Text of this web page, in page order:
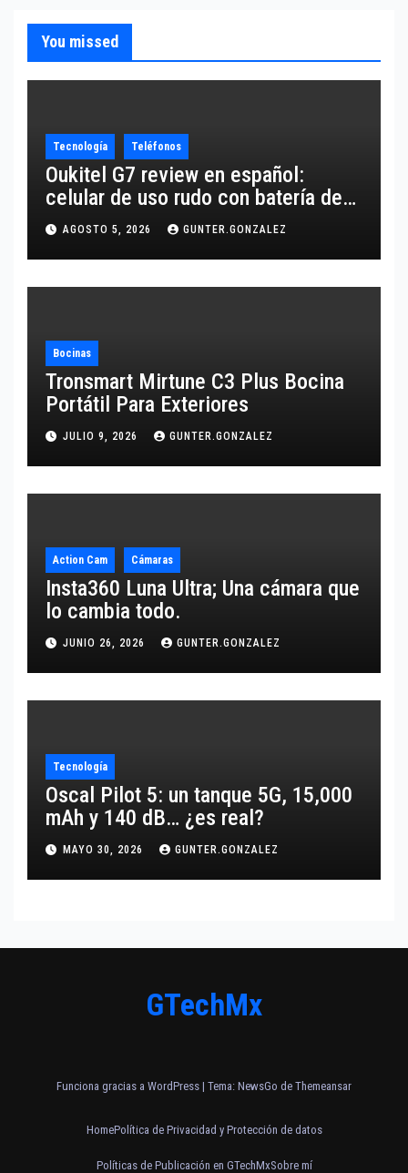
You missed
Tecnología Teléfonos
Oukitel G7 review en español:
celular de uso rudo con batería de
10,600 mAh
AGOSTO 5, 2026 GUNTER.GONZALEZ
Bocinas
Tronsmart Mirtune C3 Plus Bocina
Portátil Para Exteriores
JULIO 9, 2026 GUNTER.GONZALEZ
Action Cam Cámaras
Insta360 Luna Ultra; Una cámara que
lo cambia todo.
JUNIO 26, 2026 GUNTER.GONZALEZ
Tecnología
Oscal Pilot 5: un tanque 5G, 15,000
mAh y 140 dB… ¿es real?
MAYO 30, 2026 GUNTER.GONZALEZ
GTechMx
Funciona gracias a WordPress | Tema: NewsGo de Themeansar
HomePolítica de Privacidad y Protección de datos
Políticas de Publicación en GTechMxSobre mí